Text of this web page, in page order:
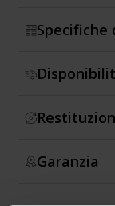
Garanzia